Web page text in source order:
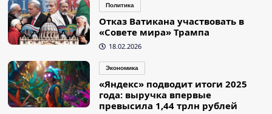
Политика
Отказ Ватикана участвовать в
«Совете мира» Трампа
18.02.2026
Экономика
«Яндекс» подводит итоги 2025
года: выручка впервые
превысила 1,44 трлн рублей